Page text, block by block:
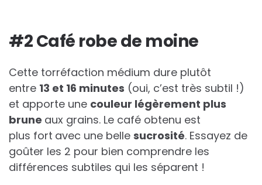
#2 Café robe de moine
Cette torréfaction médium dure plutôt
entre 13 et 16 minutes (oui, c’est très subtil !)
et apporte une couleur légèrement plus
brune aux grains. Le café obtenu est
plus fort avec une belle sucrosité. Essayez de
goûter les 2 pour bien comprendre les
différences subtiles qui les séparent !